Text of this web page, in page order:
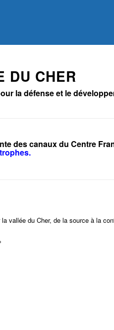
DU CHER
la défense et le
des canaux du Centre
.
vallée du Cher, de la source à la